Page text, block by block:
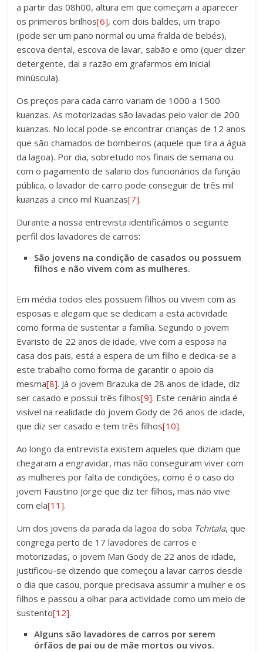
a partir das 08h00, altura em que começam a aparecer
os primeiros brilhos[6], com dois baldes, um trapo
(pode ser um pano normal ou uma fralda de bebés),
escova dental, escova de lavar, sabão e omo (quer dizer
detergente, dai a razão em grafarmos em inicial
minúscula).
Os preços para cada carro variam de 1000 a 1500
kuanzas. As motorizadas são lavadas pelo valor de 200
kuanzas. No local pode-se encontrar crianças de 12 anos
que são chamados de bombeiros (aquele que tira a água
da lagoa). Por dia, sobretudo nos finais de semana ou
com o pagamento de salario dos funcionários da função
pública, o lavador de carro pode conseguir de três mil
kuanzas a cinco mil Kuanzas[7].
Durante a nossa entrevista identificámos o seguinte
perfil dos lavadores de carros:
São jovens na condição de casados ou possuem
filhos e não vivem com as mulheres.
Em média todos eles possuem filhos ou vivem com as
esposas e alegam que se dedicam a esta actividade
como forma de sustentar a família. Segundo o jovem
Evaristo de 22 anos de idade, vive com a esposa na
casa dos pais, está a espera de um filho e dedica-se a
este trabalho como forma de garantir o apoio da
mesma[8]. Já o jovem Brazuka de 28 anos de idade, diz
ser casado e possui três filhos[9]. Este cenário ainda é
visível na realidade do jovem Gody de 26 anos de idade,
que diz ser casado e tem três filhos[10].
Ao longo da entrevista existem aqueles que diziam que
chegaram a engravidar, mas não conseguiram viver com
as mulheres por falta de condições, como é o caso do
jovem Faustino Jorge que diz ter filhos, mas não vive
com ela[11].
Um dos jovens da parada da lagoa do soba Tchitala, que
congrega perto de 17 lavadores de carros e
motorizadas, o jovem Man Gody de 22 anos de idade,
justificou-se dizendo que começou a lavar carros desde
o dia que casou, porque precisava assumir a mulher e os
filhos e passou a olhar para actividade como um meio de
sustento[12].
Alguns são lavadores de carros por serem
órfãos de pai ou de mãe mortos ou vivos.